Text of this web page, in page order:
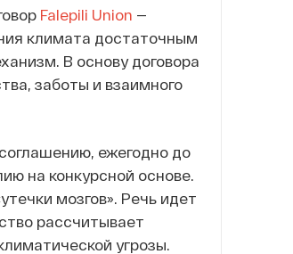
Falepili Union —
климата достаточным
В основу договора
заботы и взаимного
ежегодно до
на конкурсной основе.
мозгов». Речь идет
рассчитывает
угрозы.